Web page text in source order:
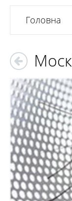
Головна